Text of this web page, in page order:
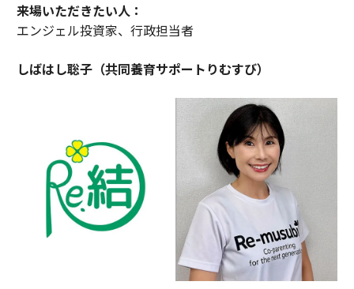
来場いただきたい人：
エンジェル投資家、行政担当者
しばはし聡子（共同養育サポートりむすび）